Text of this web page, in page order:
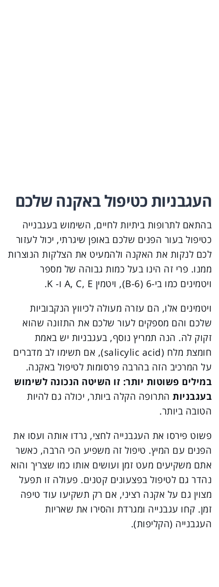
העגבניות כטיפול באקנה שלכם
בהתאם לתרופות ביתיות לחיים, השימוש בעגבנייה
כטיפול בעור הפנים שלכם באופן שיגרתי, יכול לעזור
לכם לנקות את האקנה ולהמעיט את הצלקות הנוצרות
ממנו. פרי זה הינו בעל כמות גבוהה של מספר
ויטמינים כמו בי-6 (B-6), ויטמין A, C, E ו- K.
ויטמינים אלו, הם עזרה מעולה לכיווץ הנקבוביות
שלכם והם מספקים לעור שלכם את התזונה שהוא
זקוק לה. הנה תמריץ נוסף, בעגבניות יש באמת
חומצת מלח (salicylic acid), אם תשימו לב מדברים
על המרכיב הזה בהרבה פרסומות לטיפול באקנה.
במילים פשוטות יותר: זו השיטה הנכונה לשימוש
בעגבניות התרופה הקלה ביותר, יכולה גם להיות
הטובה ביותר.
פשוט פירסו את העגבנייה לחצי, גרדו אותה ועסו את
הפנים עם המיץ. טיפול זה משפיע הכי הרבה, כאשר
אתם משקיעים מעט זמן ועושים אותו כמו שצריך והוא
נהדר גם לטיפול בפצעונים קטנים. פעולה זו תפעל
מצוין גם על אקנה רציני, אם רק תשקיעו עוד טיפה
זמן. קחו עגבנייה ומגרדת והסירו את שאריות
העגבנייה (הקליפות).